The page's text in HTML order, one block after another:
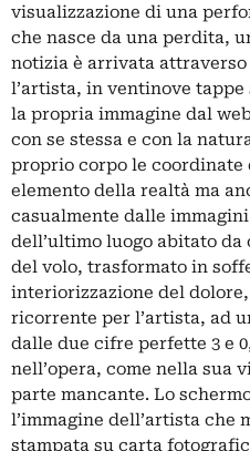
visualizzazione di una
che nasce da una perdita,
notizia è arrivata
l’artista, in ventinove
la propria immagine dal
con se stessa e con la
proprio corpo le
elemento della realtà ma
casualmente dalle
dell’ultimo luogo abitato da
del volo, trasformato in
interiorizzazione del
ricorrente per l’artista, ad
dalle due cifre perfette 3 e
nell’opera, come nella sua
parte mancante. Lo
l’immagine dell’artista che
stampata su carta